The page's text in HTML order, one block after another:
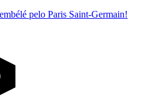
pelo Paris Saint-Germain!